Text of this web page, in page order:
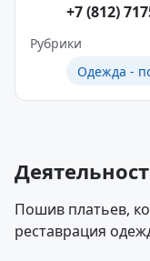
+7 (812)
Рубрики
Одежда -
Пошив платьев,
реставрация